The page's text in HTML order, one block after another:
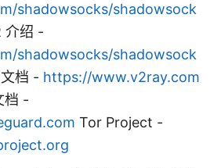
shadowsocks/shadowsock
介绍 -
shadowsocks/shadowsock
档 - https://www.v2ray.com
档 -
Tor Project -